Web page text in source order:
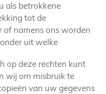
als betrokkene
tot de
of namens ons worden
uit welke
op deze rechten kunt
wij om misbruik te
van uw gegevens